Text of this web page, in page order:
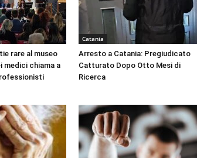
rare al museo
medici chiama a
Catania
Arresto a Catania: Pregiudicato
Catturato Dopo Otto Mesi di
Ricerca